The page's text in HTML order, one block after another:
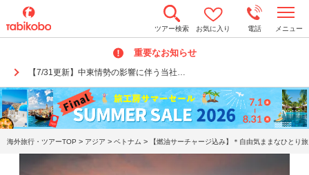
ツアー検索 お気に入り 電話 メニュー
重要なお知らせ
【7/31更新】中東情勢の影響に伴う当社…
o
n
a
v
i
g
a
t
海外旅行・ツアーTOP > アジア > ベトナム > 【燃油サーチャージ込み】＊自由気ままなひと